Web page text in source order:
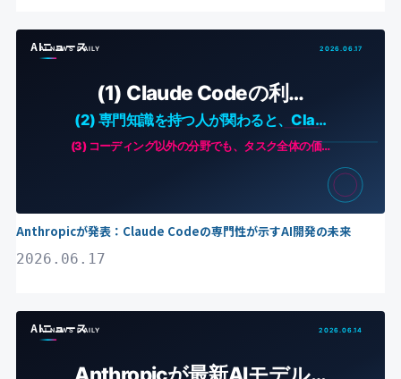
AIニュース
Anthropicが発表：Claude Codeの専門性が示すAI開発の未来
2026.06.17
AIニュース